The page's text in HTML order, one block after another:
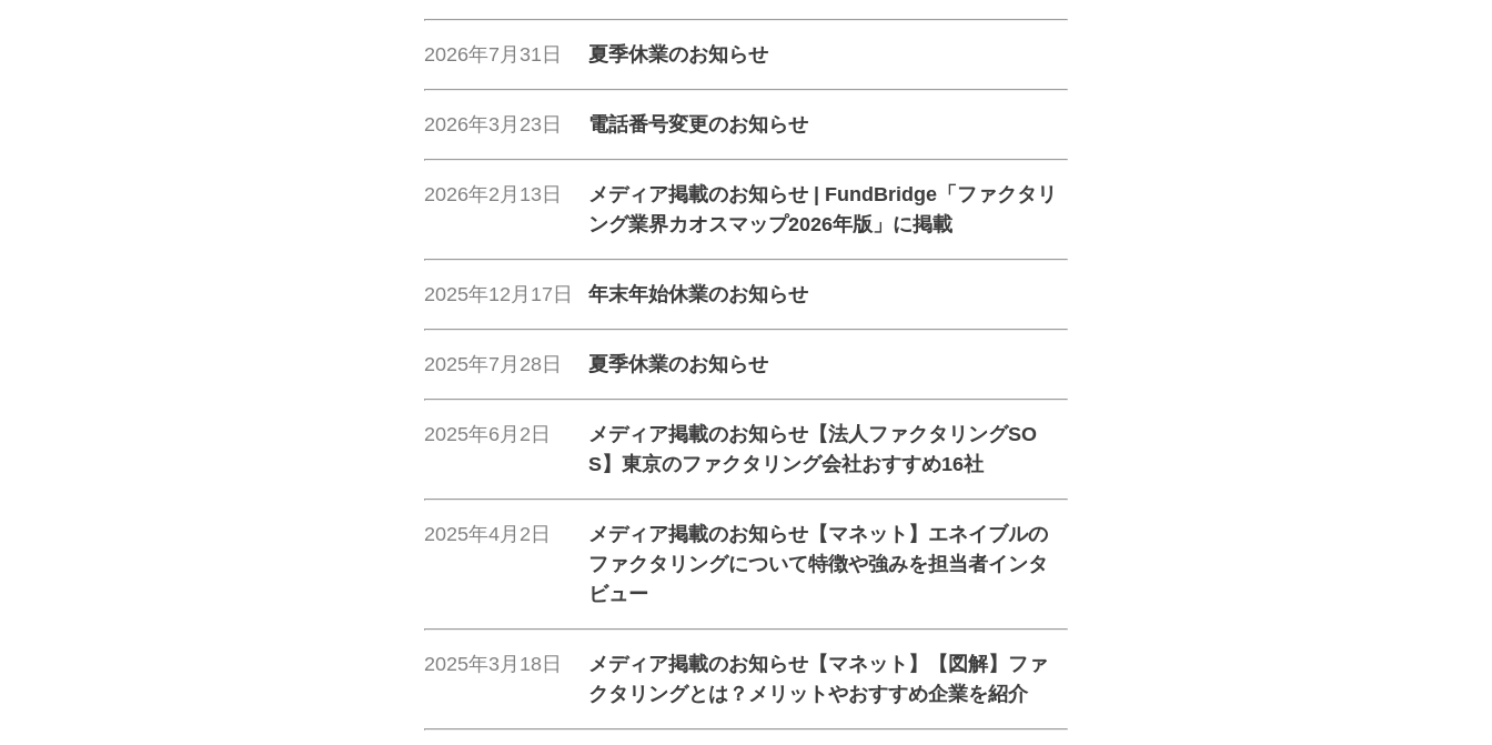
2026年7月31日 夏季休業のお知らせ
2026年3月23日 電話番号変更のお知らせ
2026年2月13日
メディア掲載のお知らせ | FundBridge「ファクタリ
ング業界カオスマップ2026年版」に掲載
2025年12月17日 年末年始休業のお知らせ
2025年7月28日 夏季休業のお知らせ
2025年6月2日
メディア掲載のお知らせ【法人ファクタリングSO
S】東京のファクタリング会社おすすめ16社
2025年4月2日
メディア掲載のお知らせ【マネット】エネイブルの
ファクタリングについて特徴や強みを担当者インタ
ビュー
2025年3月18日
メディア掲載のお知らせ【マネット】【図解】ファ
クタリングとは？メリットやおすすめ企業を紹介